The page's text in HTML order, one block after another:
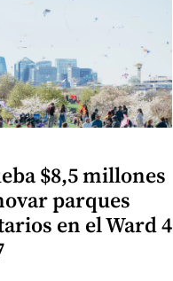
$8,5 millones
parques
en el Ward 4